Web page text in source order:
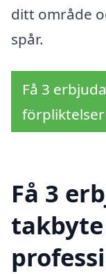
ditt område
spår.
Få 3
förpliktelser
Få 3